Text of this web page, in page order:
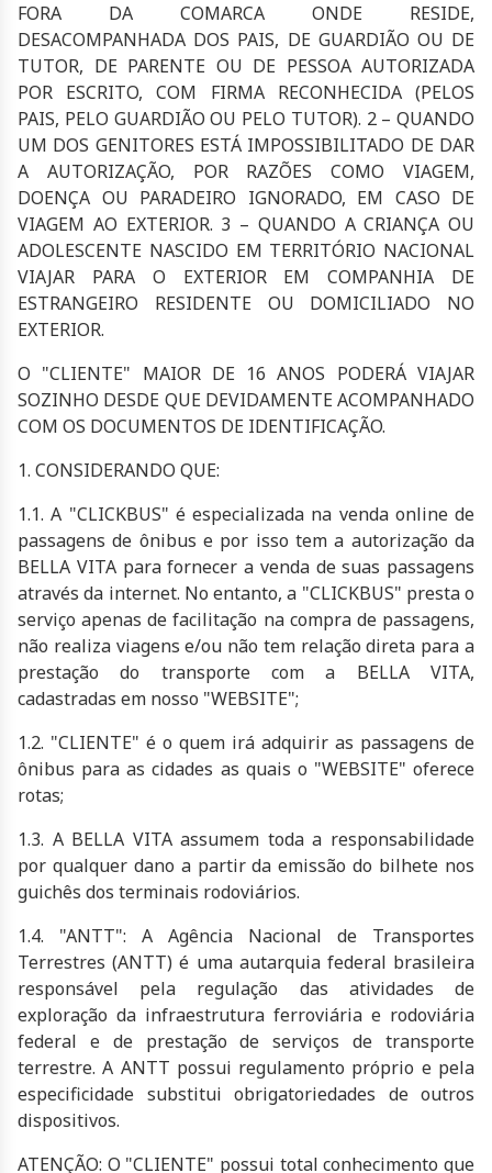
FORA DA COMARCA ONDE RESIDE,
DESACOMPANHADA DOS PAIS, DE GUARDIÃO OU DE
TUTOR, DE PARENTE OU DE PESSOA AUTORIZADA
POR ESCRITO, COM FIRMA RECONHECIDA (PELOS
PAIS, PELO GUARDIÃO OU PELO TUTOR). 2 – QUANDO
UM DOS GENITORES ESTÁ IMPOSSIBILITADO DE DAR
A AUTORIZAÇÃO, POR RAZÕES COMO VIAGEM,
DOENÇA OU PARADEIRO IGNORADO, EM CASO DE
VIAGEM AO EXTERIOR. 3 – QUANDO A CRIANÇA OU
ADOLESCENTE NASCIDO EM TERRITÓRIO NACIONAL
VIAJAR PARA O EXTERIOR EM COMPANHIA DE
ESTRANGEIRO RESIDENTE OU DOMICILIADO NO
EXTERIOR.
O "CLIENTE" MAIOR DE 16 ANOS PODERÁ VIAJAR
SOZINHO DESDE QUE DEVIDAMENTE ACOMPANHADO
COM OS DOCUMENTOS DE IDENTIFICAÇÃO.
1. CONSIDERANDO QUE:
1.1. A "CLICKBUS" é especializada na venda online de
passagens de ônibus e por isso tem a autorização da
BELLA VITApara fornecer a venda de suas passagens
através da internet. No entanto, a "CLICKBUS" presta o
serviço apenas de facilitação na compra de passagens,
não realiza viagens e/ou não tem relação direta para a
prestação do transporte com a BELLA VITA,
cadastradas em nosso "WEBSITE";
1.2. "CLIENTE" é o quem irá adquirir as passagens de
ônibus para as cidades as quais o "WEBSITE" oferece
rotas;
1.3. A BELLA VITAassumem toda a responsabilidade
por qualquer dano a partir da emissão do bilhete nos
guichês dos terminais rodoviários.
1.4. "ANTT": A Agência Nacional de Transportes
Terrestres (ANTT) é uma autarquia federal brasileira
responsável pela regulação das atividades de
exploração da infraestrutura ferroviária e rodoviária
federal e de prestação de serviços de transporte
terrestre. A ANTT possui regulamento próprio e pela
especificidade substitui obrigatoriedades de outros
dispositivos.
ATENÇÃO: O "CLIENTE" possui total conhecimento que